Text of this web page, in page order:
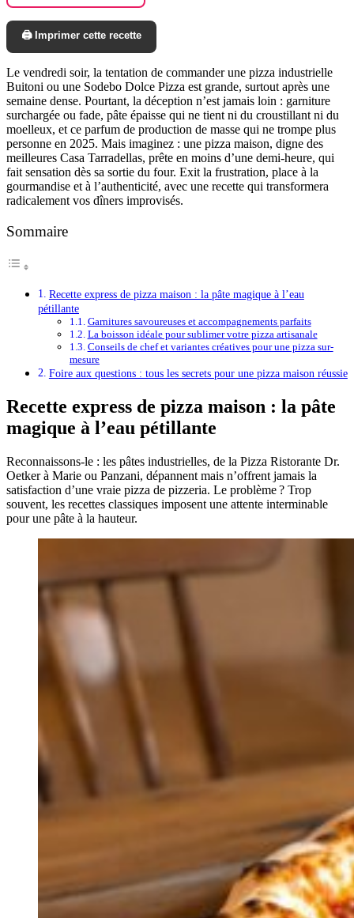
🖨️ Imprimer cette recette
Le vendredi soir, la tentation de commander une pizza industrielle
Buitoni ou une Sodebo Dolce Pizza est grande, surtout après une
semaine dense. Pourtant, la déception n’est jamais loin : garniture
surchargée ou fade, pâte épaisse qui ne tient ni du croustillant ni du
moelleux, et ce parfum de production de masse qui ne trompe plus
personne en 2025. Mais imaginez : une pizza maison, digne des
meilleures Casa Tarradellas, prête en moins d’une demi-heure, qui
fait sensation dès sa sortie du four. Exit la frustration, place à la
gourmandise et à l’authenticité, avec une recette qui transformera
radicalement vos dîners improvisés.
Sommaire
Recette express de pizza maison : la pâte magique à l’eau
pétillante
Garnitures savoureuses et accompagnements parfaits
La boisson idéale pour sublimer votre pizza artisanale
Conseils de chef et variantes créatives pour une pizza sur-
mesure
Foire aux questions : tous les secrets pour une pizza maison réussie
Recette express de pizza maison : la pâte
magique à l’eau pétillante
Reconnaissons-le : les pâtes industrielles, de la Pizza Ristorante Dr.
Oetker à Marie ou Panzani, dépannent mais n’offrent jamais la
satisfaction d’une vraie pizza de pizzeria. Le problème ? Trop
souvent, les recettes classiques imposent une attente interminable
pour une pâte à la hauteur.